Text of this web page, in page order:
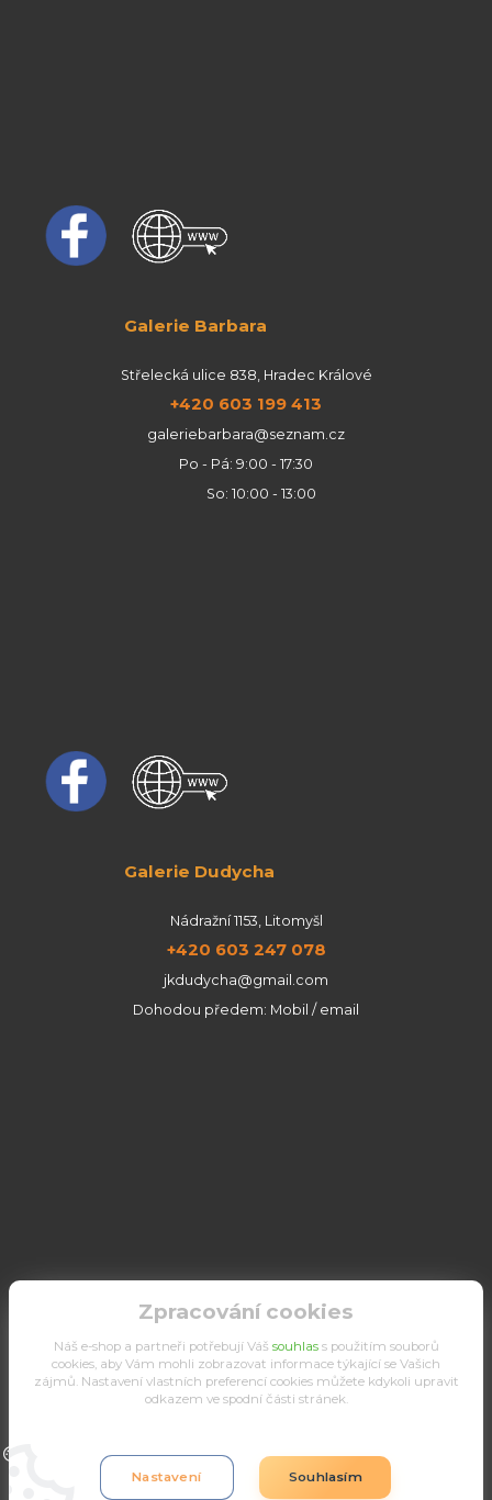
Galerie Barbara
Střelecká ulice 838, Hradec Králové
+420 603 199 413
galeriebarbara@seznam.cz
Po - Pá: 9:00 - 17:30
So: 10:00 - 13:00
Galerie Dudycha
Nádražní 1153, Litomyšl
+420 603 247 078
jkdudycha@gmail.com
Dohodou předem: Mobil / email
Upravit sběr cookies.
Zpracování cookies
Náš e-shop a partneři potřebují Váš souhlass použitím souborů
cookies, aby Vám mohli zobrazovat informace týkající se Vašich
zájmů. Nastavení vlastních preferencí cookies můžete kdykoli upravit
odkazem ve spodní části stránek.
Nastavení Souhlasím